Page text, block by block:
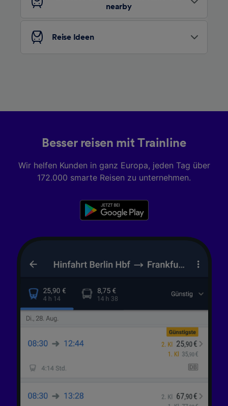
nearby
Reise Ideen
Besser reisen mit Trainline
Wir helfen Kunden in ganz Europa, jeden Tag über
172.000 smarte Reisen zu unternehmen.
Liste der Partner (Lieferanten)